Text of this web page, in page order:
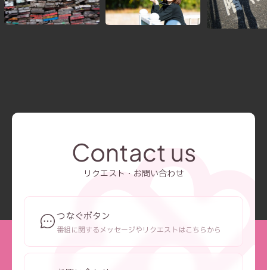
リクエスト・お問い合わせ
Contact us
つなぐボタン
番組に関するメッセージやリクエストはこちらから